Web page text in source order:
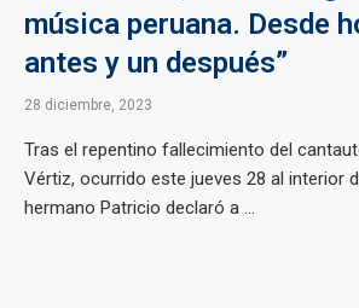
música peruana. Desde
antes y un después”
28 diciembre, 2023
Tras el repentino fallecimiento del
Vértiz, ocurrido este jueves 28 al interior
hermano Patricio declaró a ...